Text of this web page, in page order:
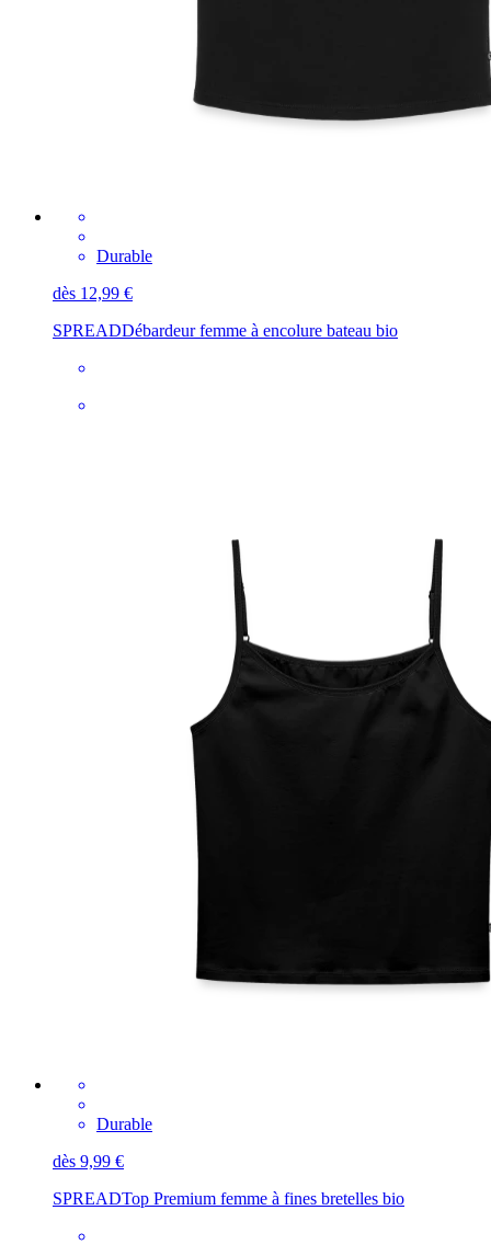
Durable
dès 12,99 €
SPREADDébardeur femme à encolure bateau bio
Durable
dès 9,99 €
SPREADTop Premium femme à fines bretelles bio